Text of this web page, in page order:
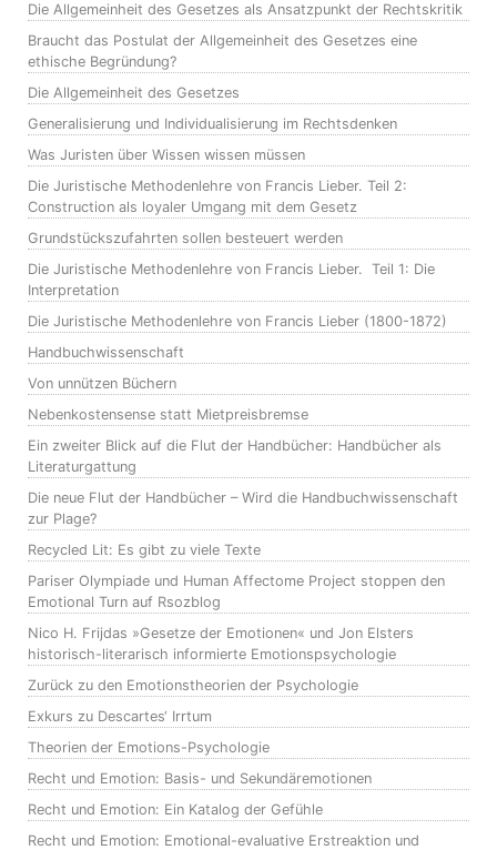
Die Allgemeinheit des Gesetzes als Ansatzpunkt der Rechtskritik
Braucht das Postulat der Allgemeinheit des Gesetzes eine
ethische Begründung?
Die Allgemeinheit des Gesetzes
Generalisierung und Individualisierung im Rechtsdenken
Was Juristen über Wissen wissen müssen
Die Juristische Methodenlehre von Francis Lieber. Teil 2:
Construction als loyaler Umgang mit dem Gesetz
Grundstückszufahrten sollen besteuert werden
Die Juristische Methodenlehre von Francis Lieber. Teil 1: Die
Interpretation
Die Juristische Methodenlehre von Francis Lieber (1800-1872)
Handbuchwissenschaft
Von unnützen Büchern
Nebenkostensense statt Mietpreisbremse
Ein zweiter Blick auf die Flut der Handbücher: Handbücher als
Literaturgattung
Die neue Flut der Handbücher – Wird die Handbuchwissenschaft
zur Plage?
Recycled Lit: Es gibt zu viele Texte
Pariser Olympiade und Human Affectome Project stoppen den
Emotional Turn auf Rsozblog
Nico H. Frijdas »Gesetze der Emotionen« und Jon Elsters
historisch-literarisch informierte Emotionspsychologie
Zurück zu den Emotionstheorien der Psychologie
Exkurs zu Descartes‘ Irrtum
Theorien der Emotions-Psychologie
Recht und Emotion: Basis- und Sekundäremotionen
Recht und Emotion: Ein Katalog der Gefühle
Recht und Emotion: Emotional-evaluative Erstreaktion und